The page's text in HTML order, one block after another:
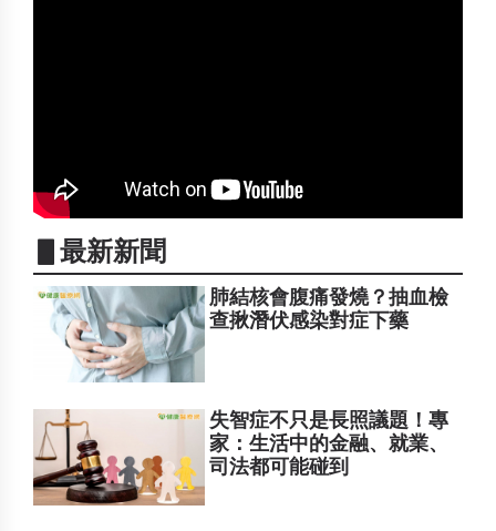
▋最新新聞
肺結核會腹痛發燒？抽血檢
查揪潛伏感染對症下藥
失智症不只是長照議題！專
家：生活中的金融、就業、
司法都可能碰到